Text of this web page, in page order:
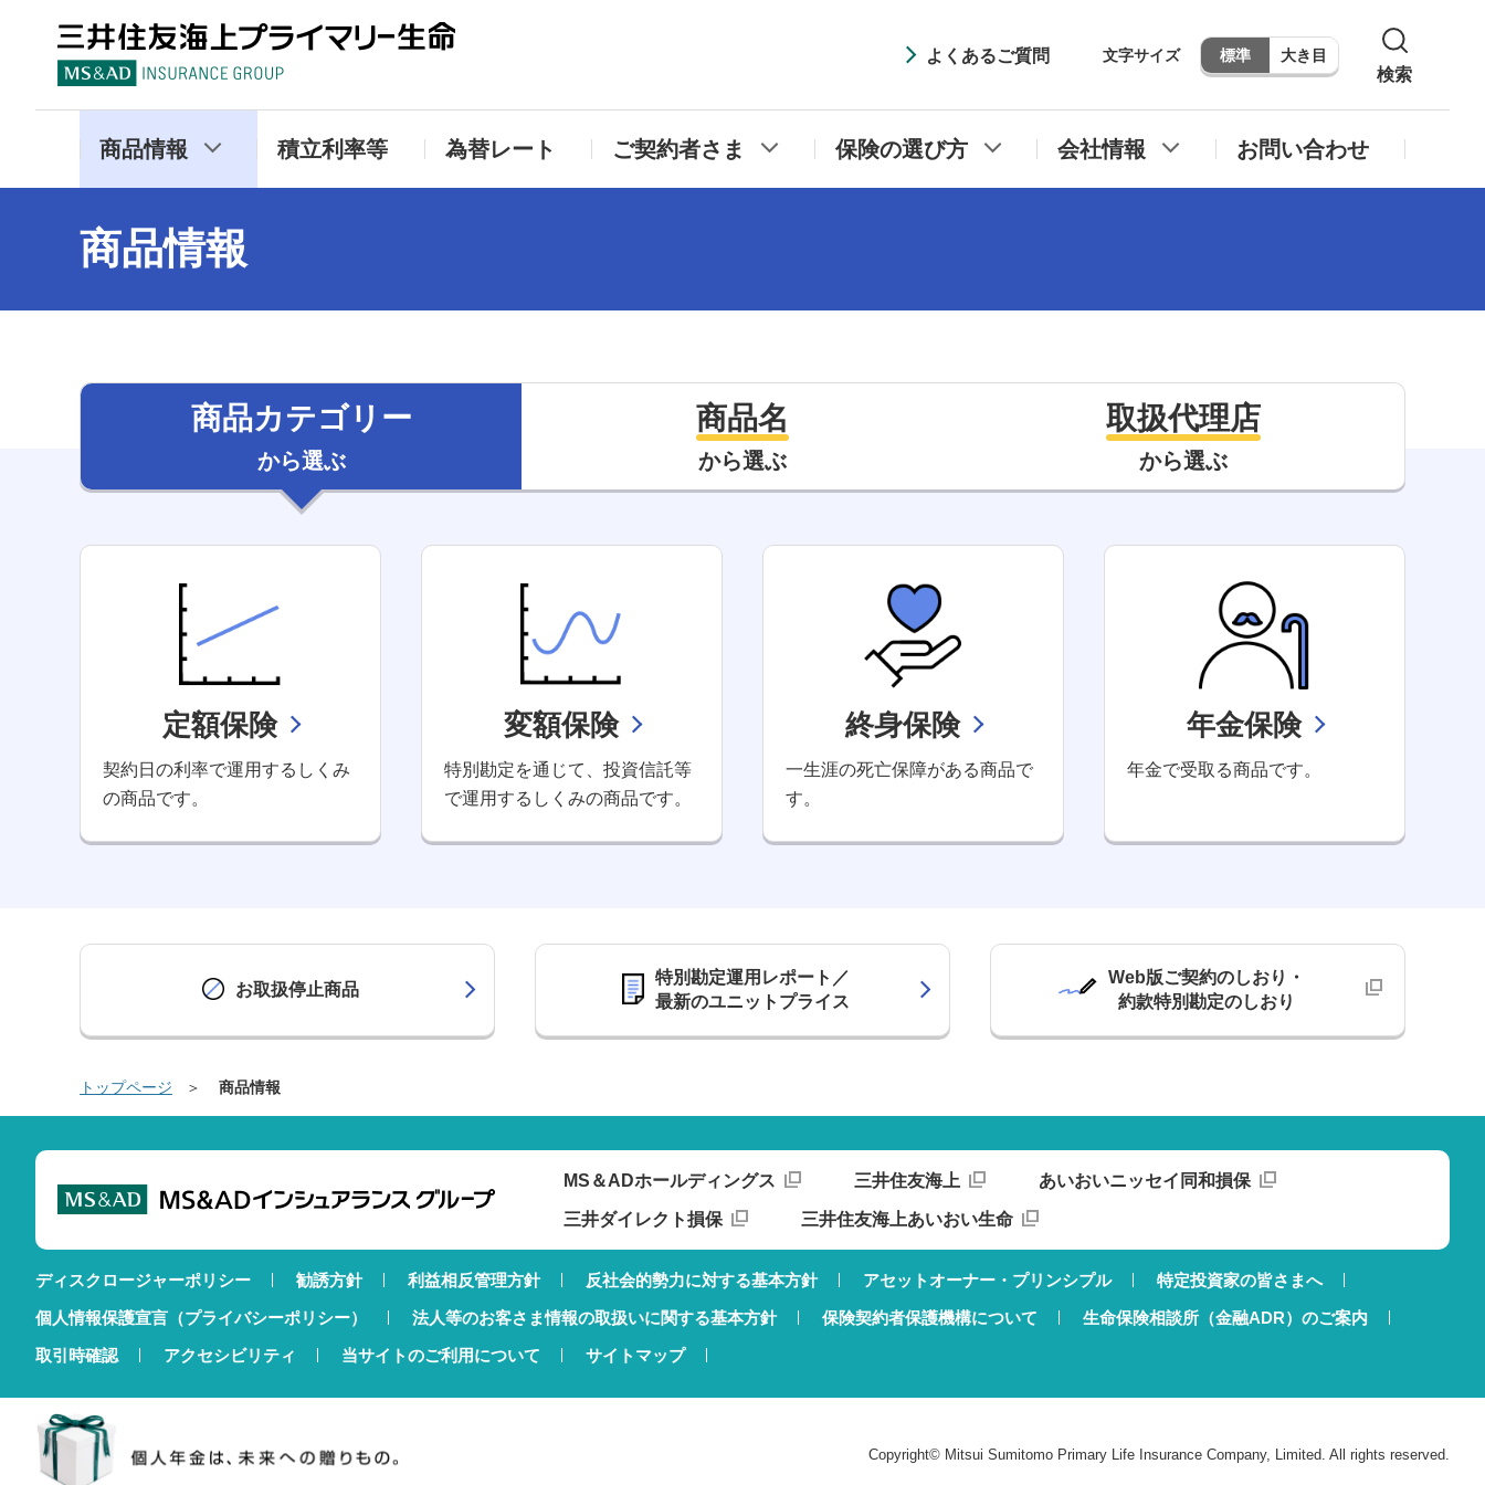
三井住友海上プライマリー生命よくあるご質問 文字サイズ 標準 大き目
検索
商品情報 積立利率等 為替レート ご契約者さま 保険の選び方 会社情報 お問い合わせ
商品情報
商品カテゴリー
から選ぶ
商品名
から選ぶ
取扱代理店
から選ぶ
定額保険
契約日の利率で運用するしくみ
の商品です。
変額保険
特別勘定を通じて、投資信託等
で運用するしくみの商品です。
終身保険
一生涯の死亡保障がある商品で
す。
年金保険
年金で受取る商品です。
お取扱停止商品
特別勘定運用レポート／
最新のユニットプライス
Web版ご契約のしおり・
約款特別勘定のしおり
トップページ 商品情報
MS＆ADホールディングス 三井住友海上 あいおいニッセイ同和損保
三井ダイレクト損保 三井住友海上あいおい生命
ディスクロージャーポリシー 勧誘方針 利益相反管理方針 反社会的勢力に対する基本方針 アセットオーナー・プリンシプル
特定投資家の皆さまへ
個人情報保護宣言（プライバシーポリシー）
法人等のお客さま情報の取扱いに関する基本方針 保険契約者保護機構について
生命保険相談所（金融ADR）のご案内
取引時確認
アクセシビリティ 当サイトのご利用について サイトマップ
Copyright© Mitsui Sumitomo Primary Life Insurance Company, Limited. All rights reserved.